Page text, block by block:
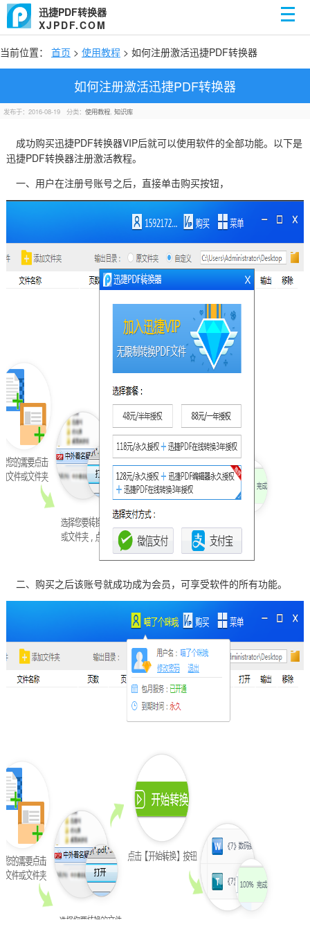
迅捷PDF转换器
XJPDF.COM
当前位置： 首页 > 使用教程 > 如何注册激活迅捷PDF转换器
如何注册激活迅捷PDF转换器
发布于：2016-08-19 分类：使用教程 ,知识库
成功购买迅捷PDF转换器VIP后就可以使用软件的全部功能。以下是
迅捷PDF转换器注册激活教程。
一、用户在注册号账号之后，直接单击购买按钮，
二、购买之后该账号就成功成为会员，可享受软件的所有功能。